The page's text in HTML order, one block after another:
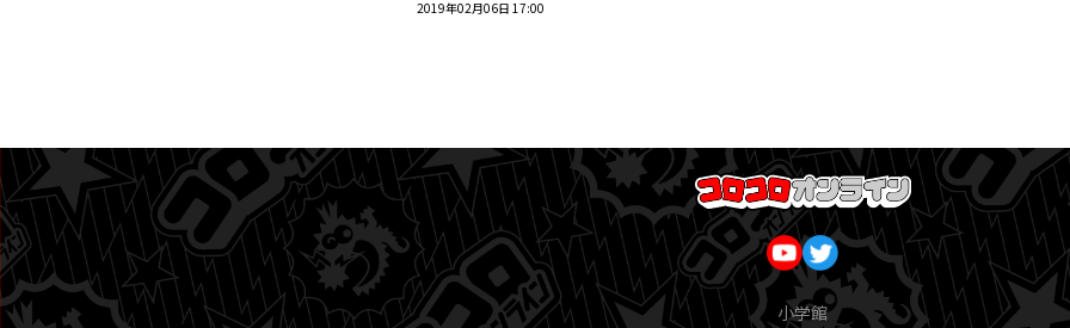
2019年02月06日 17:00
小学館